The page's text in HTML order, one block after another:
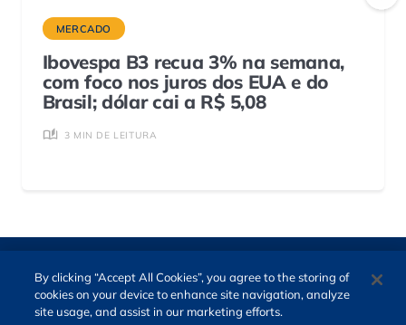
MERCADO
Ibovespa B3 recua 3% na semana,
com foco nos juros dos EUA e do
Brasil; dólar cai a R$ 5,08
3 MIN DE LEITURA
By clicking “Accept All Cookies”, you agree to the storing of
cookies on your device to enhance site navigation, analyze
site usage, and assist in our marketing efforts.